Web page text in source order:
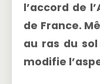
l’accord de
de France.
au ras du
modifie